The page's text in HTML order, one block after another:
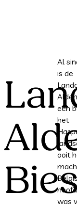
Al
is de
een
het
ooit
was